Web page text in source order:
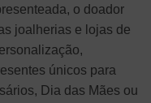
o doador
joalherias e lojas de
únicos para
Dia das Mães ou